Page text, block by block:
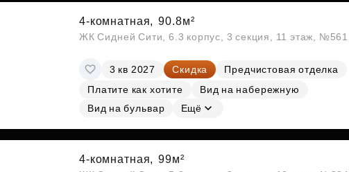
4-комнатная, 90.8м²
ЖК Сидней Сити, 6.3 корпус, 3 секция, 11 этаж, №561
3 кв 2027 Скидка
Предчистовая отделка
Платите как хотите
Вид на набережную
Вид на бульвар
Ещё
4-комнатная, 99м²